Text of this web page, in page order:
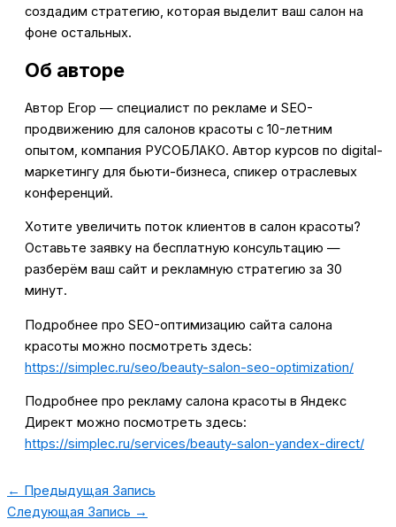
создадим стратегию, которая выделит ваш салон на
фоне остальных.
Об авторе
Автор Егор — специалист по рекламе и SEO-
продвижению для салонов красоты с 10-летним
опытом, компания РУСОБЛАКО. Автор курсов по digital-
маркетингу для бьюти-бизнеса, спикер отраслевых
конференций.
Хотите увеличить поток клиентов в салон красоты?
Оставьте заявку на бесплатную консультацию —
разберём ваш сайт и рекламную стратегию за 30
минут.
Подробнее про SEO-оптимизацию сайта салона
красоты можно посмотреть здесь:
https://simplec.ru/seo/beauty-salon-seo-optimization/
Подробнее про рекламу салона красоты в Яндекс
Директ можно посмотреть здесь:
https://simplec.ru/services/beauty-salon-yandex-direct/
← Предыдущая Запись
Следующая Запись →